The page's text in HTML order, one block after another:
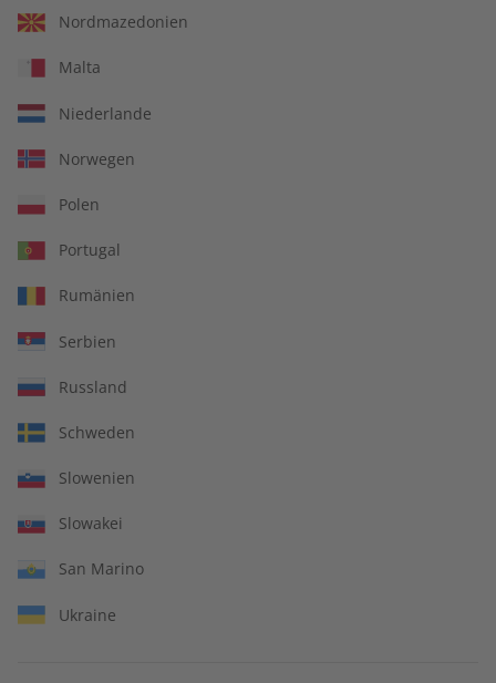
Jederzeit monatlich kündbar
Großer Sprachteil mit Grammatik- und Wortschatzübungen
Nordmazedonien
Malta
Niederlande
Norwegen
Polen
Portugal
Rumänien
Serbien
Russland
Schweden
Slowenien
Slowakei
San Marino
Ukraine